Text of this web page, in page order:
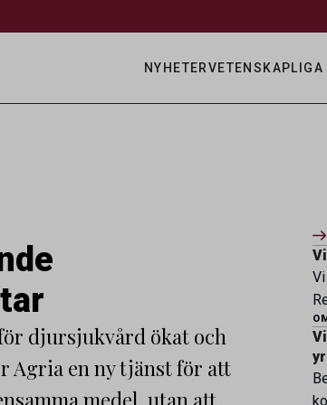
NYHETERVETENSKAPLIGA
djursjukvård ökat och
Agria en ny tjänst för att
medel, utan att